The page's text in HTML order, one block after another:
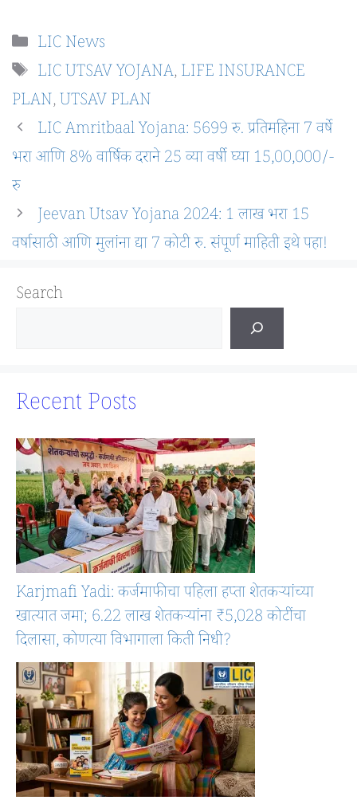
Categories
LIC News
Tags
LIC UTSAV YOJANA,LIFE INSURANCE
PLAN,UTSAV PLAN
LIC Amritbaal Yojana: 5699 रु. प्रतिमहिना 7 वर्षे
भरा आणि 8% वार्षिक दराने 25 व्या वर्षी घ्या 15,00,000/-
रु
Jeevan Utsav Yojana 2024: 1 लाख भरा 15
वर्षासाठी आणि मुलांना द्या 7 कोटी रु. संपूर्ण माहिती इथे पहा!
Search
Recent Posts
Karjmafi Yadi: कर्जमाफीचा पहिला हप्ता शेतकऱ्यांच्या
खात्यात जमा; 6.22 लाख शेतकऱ्यांना ₹5,028 कोटींचा
दिलासा, कोणत्या विभागाला किती निधी?